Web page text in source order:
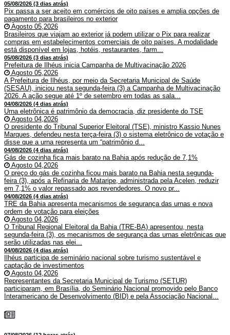
05/08/2026 (3 dias atrás)
Pix passa a ser aceito em comércios de oito países e amplia opções de
pagamento para brasileiros no exterior
Agosto 05,2026
Brasileiros que viajam ao exterior já podem utilizar o Pix para realizar
compras em estabelecimentos comerciais de oito países. A modalidade
está disponível em lojas, hotéis, restaurantes, farm...
05/08/2026 (3 dias atrás)
Prefeitura de Ilhéus inicia Campanha de Multivacinação 2026
Agosto 05,2026
A Prefeitura de Ilhéus, por meio da Secretaria Municipal de Saúde
(SESAU), iniciou nesta segunda-feira (3) a Campanha de Multivacinação
2026. A ação segue até 1º de setembro em todas as sala...
04/08/2026 (4 dias atrás)
Urna eletrônica é patrimônio da democracia, diz presidente do TSE
Agosto 04,2026
O presidente do Tribunal Superior Eleitoral (TSE), ministro Kassio Nunes
Marques, defendeu nesta terça-feira (3) o sistema eletrônico de votação e
disse que a urna representa um “patrimônio d...
04/08/2026 (4 dias atrás)
Gás de cozinha fica mais barato na Bahia após redução de 7,1%
Agosto 04,2026
O preço do gás de cozinha ficou mais barato na Bahia nesta segunda-
feira (3), após a Refinaria de Mataripe, administrada pela Acelen, reduzir
em 7,1% o valor repassado aos revendedores. O novo pr...
04/08/2026 (4 dias atrás)
TRE da Bahia apresenta mecanismos de segurança das urnas e nova
ordem de votação para eleições
Agosto 04,2026
O Tribunal Regional Eleitoral da Bahia (TRE-BA) apresentou, nesta
segunda-feira (3), os mecanismos de segurança das urnas eletrônicas que
serão utilizadas nas elei...
04/08/2026 (4 dias atrás)
Ilhéus participa de seminário nacional sobre turismo sustentável e
captação de investimentos
Agosto 04,2026
Representantes da Secretaria Municipal de Turismo (SETUR)
participaram, em Brasília, do Seminário Nacional promovido pelo Banco
Interamericano de Desenvolvimento (BID) e pela Associação Nacional...